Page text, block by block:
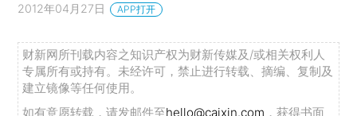
2012年04月27日 APP打开
财新网所刊载内容之知识产权为财新传媒及/或相关权利人
专属所有或持有。未经许可，禁止进行转载、摘编、复制及
建立镜像等任何使用。
如有意愿转载，请发邮件至hello@caixin.com ，获得书面